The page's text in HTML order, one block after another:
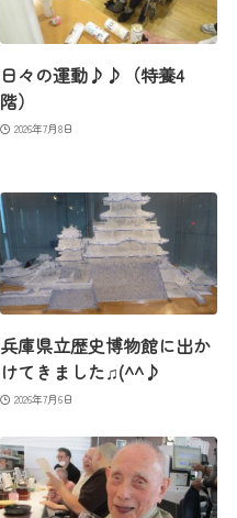
日々の運動♪♪（特養4
階）
2026年7月8日
兵庫県立歴史博物館に出か
けてきました♫(^^♪
2026年7月6日